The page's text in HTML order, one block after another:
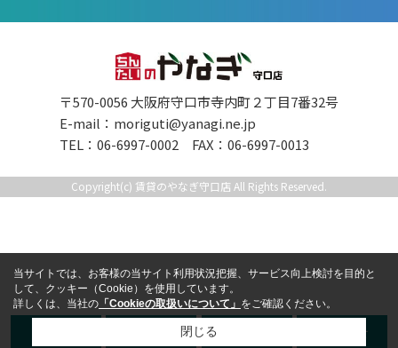
お問合せ
〒570-0056 大阪府守口市寺内町２丁目7番32号
E-mail： moriguti@yanagi.ne.jp
TEL：06-6997-0002 FAX：06-6997-0013
Copyright(c) 賃貸のやなぎ守口店 All Rights Reserved.
当サイトでは、お客様の当サイト利用状況把握、サービス向上検討を目的と
して、クッキー（Cookie）を使用しています。
詳しくは、当社の 「Cookieの取扱いについて」 をご確認ください。
閉じる